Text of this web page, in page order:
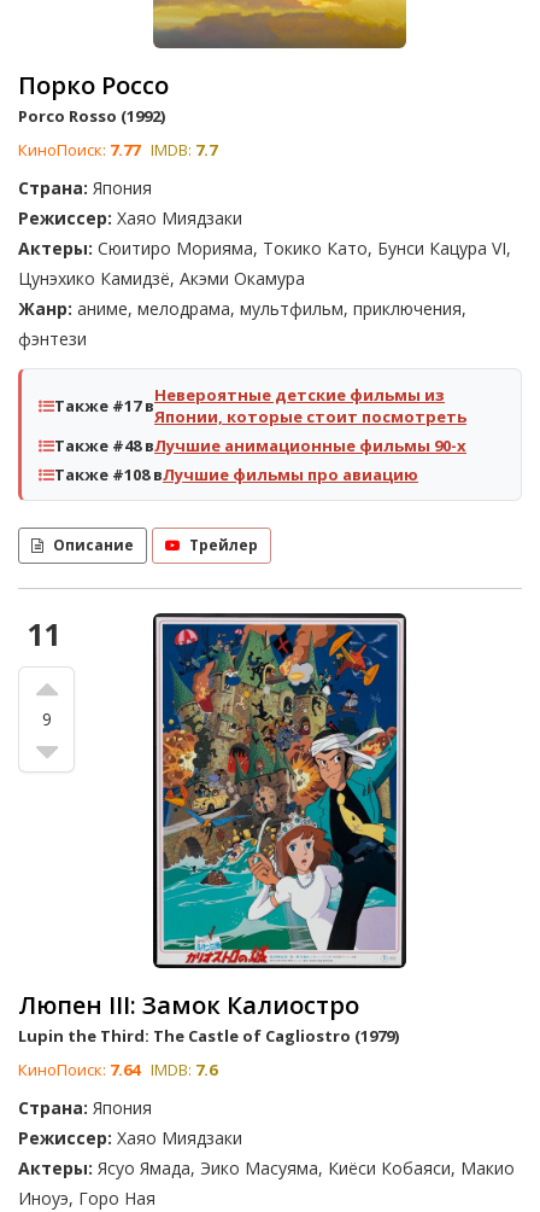
Порко Россо
Porco Rosso (1992)
КиноПоиск: 7.77 IMDB: 7.7
Страна: Япония
Режиссер: Хаяо Миядзаки
Актеры: Сюитиро Морияма, Токико Като, Бунси Кацура VI,
Цунэхико Камидзё, Акэми Окамура
Жанр: аниме, мелодрама, мультфильм, приключения,
фэнтези
Также #17 вНевероятные детские фильмы из
Японии, которые стоит посмотреть
Также #48 вЛучшие анимационные фильмы 90-х
Также #108 вЛучшие фильмы про авиацию
Описание Трейлер
11
9
Люпен III: Замок Калиостро
Lupin the Third: The Castle of Cagliostro (1979)
КиноПоиск: 7.64 IMDB: 7.6
Страна: Япония
Режиссер: Хаяо Миядзаки
Актеры: Ясуо Ямада, Эико Масуяма, Киёси Кобаяси, Макио
Иноуэ, Горо Ная